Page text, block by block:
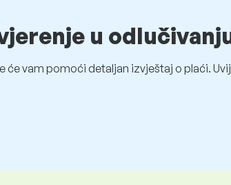
u
vam pomoći detaljan izvještaj o plaći.